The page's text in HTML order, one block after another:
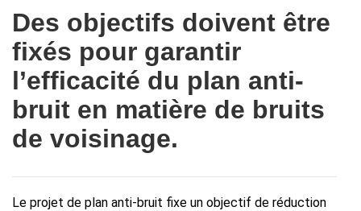
Des objectifs doivent être
fixés pour garantir
l’efficacité du plan anti-
bruit en matière de bruits
de voisinage.
Le projet de plan anti-bruit fixe un objectif de réduction